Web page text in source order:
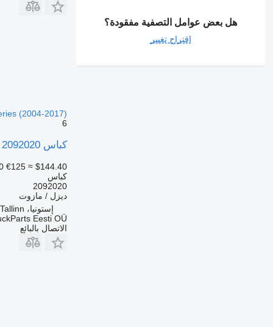
هل بعض عوامل التصفية مفقودة؟
اقتراح تغيير
(2004-2017)
6
كباس Scania G-Series (01.09-) 2092020 لـ السيارات القاطرة Scania P,G,R,T-series (2004-2017)
€125 ≈ $144.40
كباس
2092020
ديزل / مازوت
إستونيا، Tallinn
Eesti OÜ
الاتصال بالبائع